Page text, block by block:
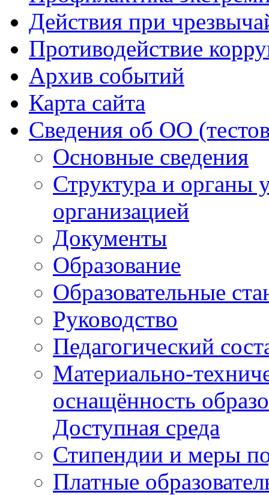
Действия при
Противодействие
Архив событий
Карта сайта
Сведения об ОО
Основные сведения
Структура и органы
организацией
Документы
Образование
Образовательные
Руководство
Педагогический
Материально-
оснащённость
Доступная среда
Стипендии и меры
Платные